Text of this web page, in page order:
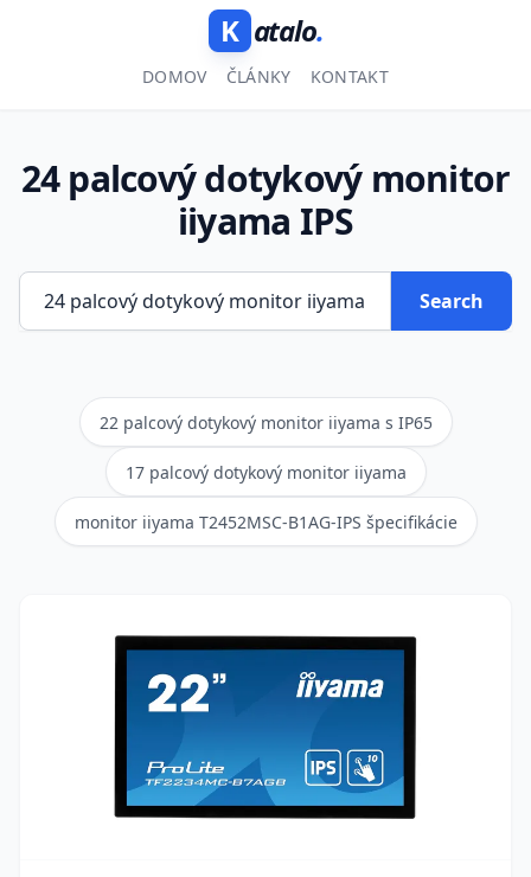
K atalo.
DOMOV ČLÁNKY KONTAKT
24 palcový dotykový monitor
iiyama IPS
Search
22 palcový dotykový monitor iiyama s IP65
17 palcový dotykový monitor iiyama
monitor iiyama T2452MSC-B1AG-IPS špecifikácie